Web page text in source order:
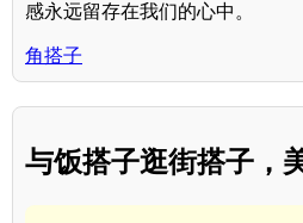
感永远留存在我们的心中。
角搭子
与饭搭子逛街搭子，